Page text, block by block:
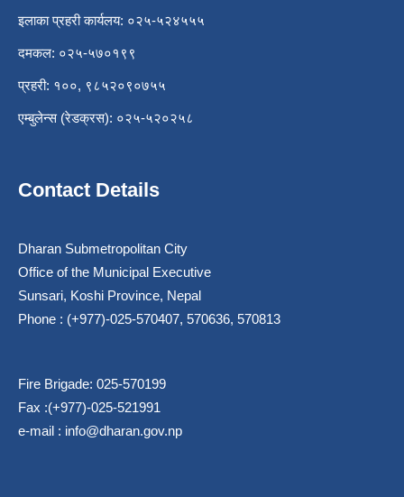
इलाका प्रहरी कार्यलय: ०२५-५२४५५५
दमकल: ०२५-५७०१९९
प्रहरी: १००, ९८५२०९०७५५
एम्बुलेन्स (रेडक्रस): ०२५-५२०२५८
Contact Details
Dharan Submetropolitan City
Office of the Municipal Executive
Sunsari, Koshi Province, Nepal
Phone : (+977)-025-570407, 570636, 570813
Fire Brigade: 025-570199
Fax :(+977)-025-521991
e-mail : info@dharan.gov.np